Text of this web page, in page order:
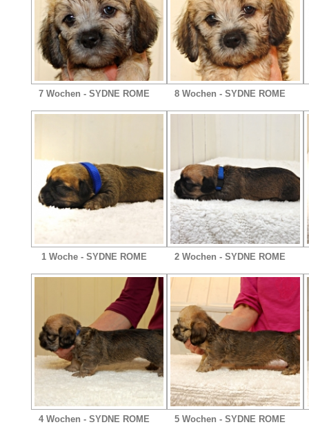
7 Wochen - SYDNE ROME 8 Wochen - SYDNE ROME
1 Woche - SYDNE ROME 2 Wochen - SYDNE ROME
4 Wochen - SYDNE ROME 5 Wochen - SYDNE ROME